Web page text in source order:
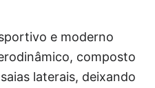
e moderno
composto
laterais, deixando